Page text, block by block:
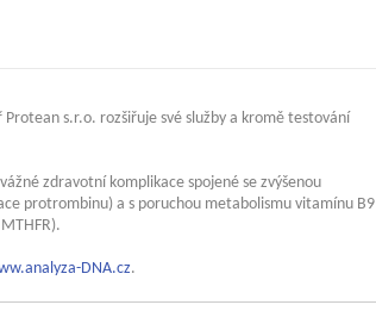
s.r.o. rozšiřuje své služby a kromě testování
zdravotní komplikace spojené se zvýšenou
protrombinu) a s poruchou metabolismu vitamínu B9
DNA.cz.